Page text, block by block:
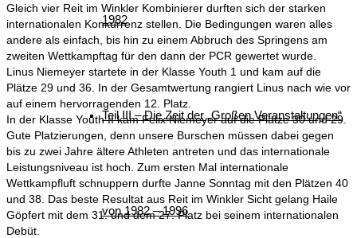
1982
Teil III – Die Zeit der „Großen Veranstaltungen“
von 1982 – 1996
Gleich vier Reit im Winkler Kombinierer durften sich der starken
internationalen Konkurrenz stellen. Die Bedingungen waren alles
andere als einfach, bis hin zu einem Abbruch des Springens am
zweiten Wettkampftag für den dann der PCR gewertet wurde.
Linus Niemeyer startete in der Klasse Youth 1 und kam auf die
Plätze 29 und 36. In der Gesamtwertung rangiert Linus nach wie vor
auf einem hervorragenden 12. Platz.
In der Klasse Youth II kam Felix Niemeyer auf die Plätze 30 und 29.
Gute Platzierungen, denn unsere Burschen müssen dabei gegen
bis zu zwei Jahre ältere Athleten antreten und das internationale
Leistungsniveau ist hoch. Zum ersten Mal internationale
Wettkampfluft schnuppern durfte Janne Sonntag mit den Plätzen 40
und 38. Das beste Resultat aus Reit im Winkler Sicht gelang Haile
Göpfert mit dem 31. und dem 27. Platz bei seinem internationalen
Debüt.